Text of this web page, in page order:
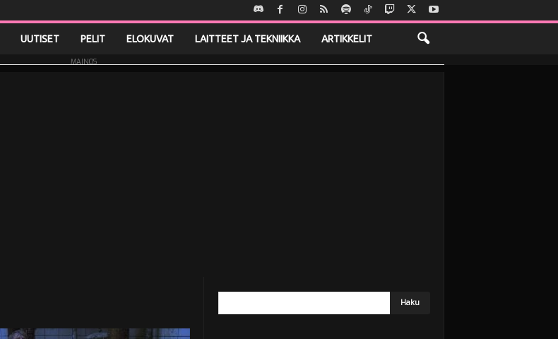
UUTISET PELIT ELOKUVAT LAITTEET JA TEKNIIKKA ARTIKKELIT
MAINOS